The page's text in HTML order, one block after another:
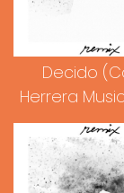
Decido
Herrera